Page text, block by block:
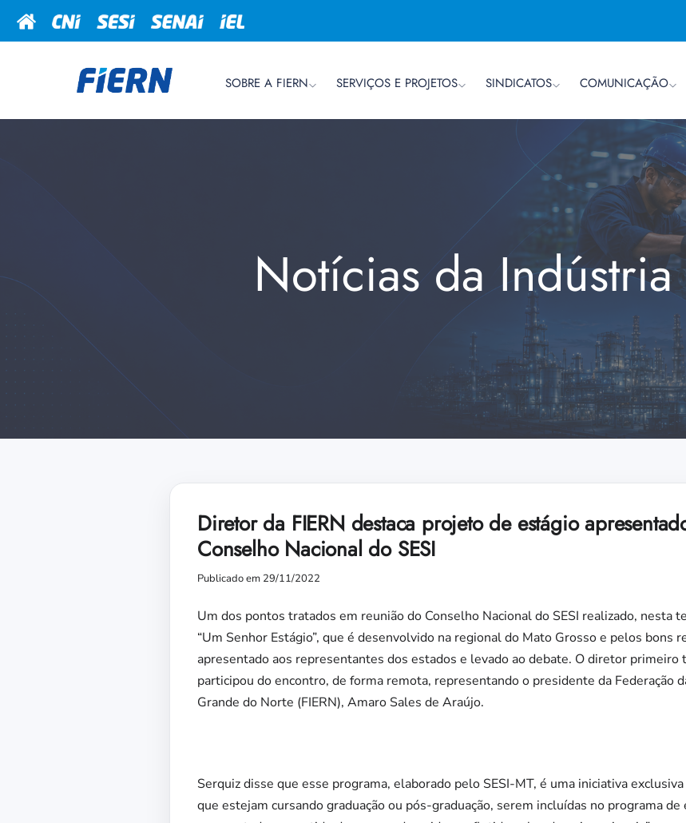
SOBRE A FIERN SERVIÇOS E PROJETOS SINDICATOS COMUNICAÇÃO
Notícias da
Diretor da FIERN destaca projeto de estágio
Conselho Nacional do SESI
Publicado em 29/11/2022
Um dos pontos tratados em reunião do Conselho Nacional do SESI realizado, nesta
“Um Senhor Estágio”, que é desenvolvido na regional do Mato Grosso e pelos bons
apresentado aos representantes dos estados e levado ao debate. O diretor
participou do encontro, de forma remota, representando o presidente da Federação
Grande do Norte (FIERN), Amaro Sales de Araújo.
Serquiz disse que esse programa, elaborado pelo SESI-MT, é uma iniciativa
que estejam cursando graduação ou pós-graduação, serem incluídas no programa de